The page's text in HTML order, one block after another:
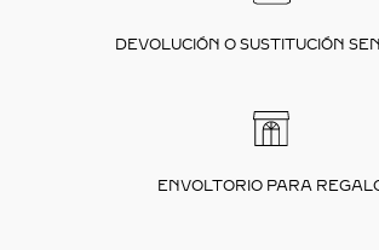
DEVOLUCIÓN O SUSTITUCIÓN
ENVOLTORIO PARA